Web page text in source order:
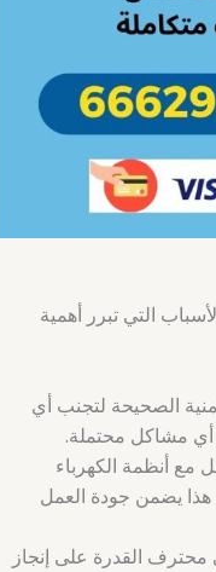
التي تبرر أهمية
الصحيحة لتجنب أي
مشاكل محتملة.
مع أنظمة الكهرباء
هذا يضمن جودة العمل
القدرة على إنجاز